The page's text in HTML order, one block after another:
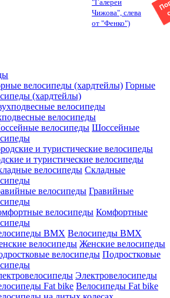
"Галереи
Чижова", слева
от "Фенко")
Горные
(хардтейлы)
велосипеды
Шоссейные
и туристические велосипеды
Складные
Гравийные
Комфортные
Велосипеды BMX
Женские велосипеды
Подростковые
Электровелосипеды
Велосипеды Fat bike